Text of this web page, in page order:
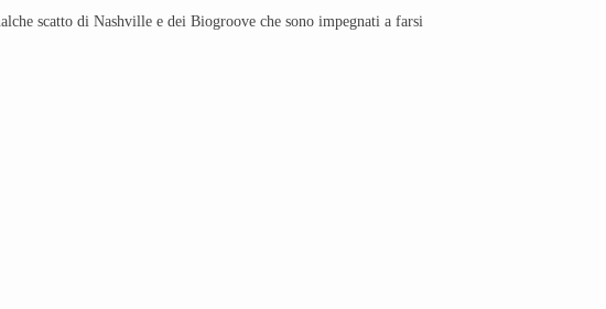
scatto di Nashville e dei Biogroove che sono impegnati a farsi